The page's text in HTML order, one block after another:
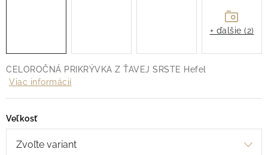
CELOROČNÁ PRIKRÝVKA Z ŤAVEJ SRSTE Hefel
Viac informácií
Veľkosť
+ ďalšie (2)